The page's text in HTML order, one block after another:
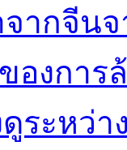
ากจีน
งการ
ระหว่า